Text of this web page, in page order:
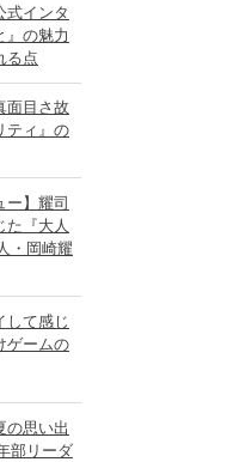
式インタ
』の魅力
る点
面目さ故
ティ』の
ー】耀司
た『大人
・岡崎耀
して感じ
ゲームの
の思い出
部リーダ